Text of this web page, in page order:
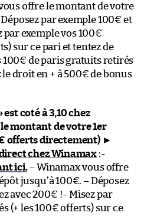
offre le montant de votre
par exemple 100€ et
exemple vos 100€
sur ce pari et tentez de
100€ de paris gratuits retirés
droit en + à 500€ de bonus
coté à 3,10 chez
montant de votre 1er
offerts directement)►
chez Winamax :-
ici.– Winamax vous offre
jusqu’à 100€. – Déposez
avec 200€ !- Misez par
(+ les 100€ offerts) sur ce